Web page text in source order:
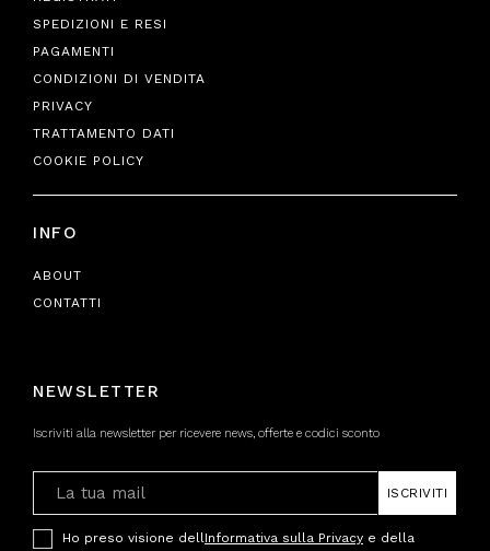
SPEDIZIONI E RESI
PAGAMENTI
CONDIZIONI DI VENDITA
PRIVACY
TRATTAMENTO DATI
COOKIE POLICY
INFO
ABOUT
CONTATTI
NEWSLETTER
Iscriviti alla newsletter per ricevere news, offerte e codici sconto
ISCRIVITI
Ho preso visione dell Informativa sulla Privacy e della